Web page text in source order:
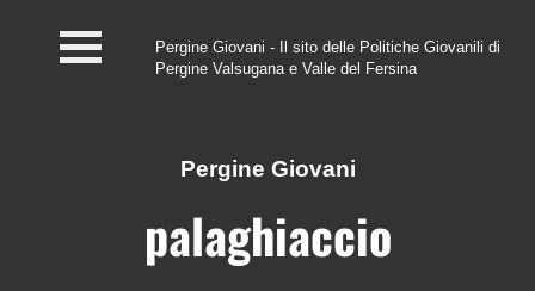
#InfoPoint
Centro #Kairos
PGZ Pergine e Valle
Pergine Giovani - Il sito delle Politiche Giovanili di
Pergine Valsugana e Valle del Fersina
Pergine Giovani
palaghiaccio